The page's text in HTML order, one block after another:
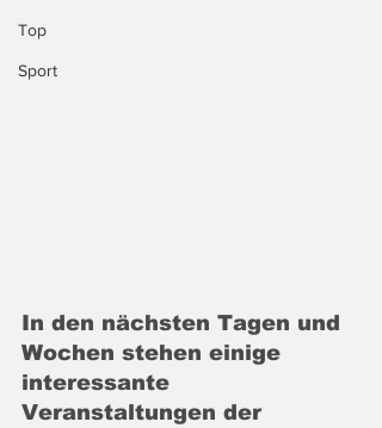
Top
Sport
In den nächsten Tagen und
Wochen stehen einige
interessante
Veranstaltungen der